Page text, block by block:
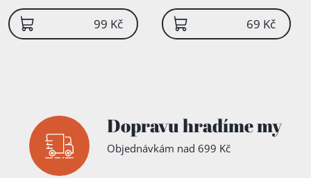
99 Kč 69 Kč
Dopravu hradíme my
Objednávkám nad 699 Kč